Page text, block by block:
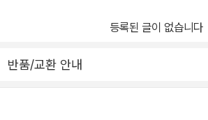
등록된 글이 없습니다
반품/교환 안내